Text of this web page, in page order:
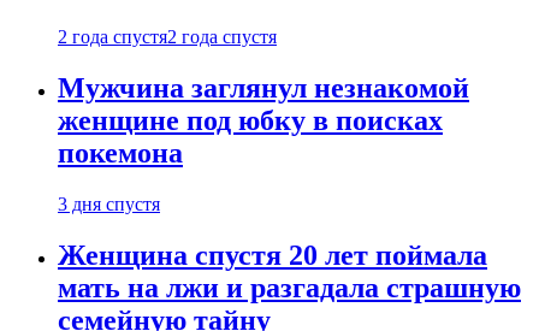
2 года спустя2 года спустя
Мужчина заглянул незнакомой
женщине под юбку в поисках
покемона
3 дня спустя
Женщина спустя 20 лет поймала
мать на лжи и разгадала страшную
семейную тайну